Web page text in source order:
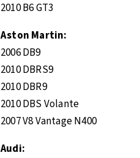
2010 B6 GT3
Aston Martin:
2006 DB9
2010 DBRS9
2010 DBR9
2010 DBS Volante
2007 V8 Vantage N400
Audi: